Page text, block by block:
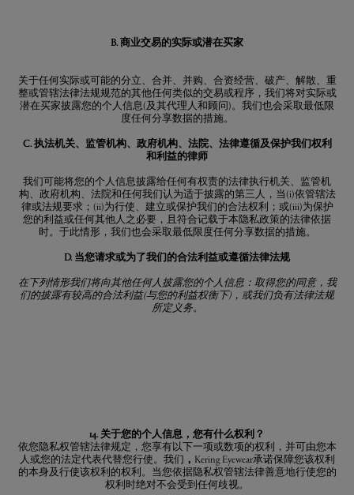
B. 商业交易的实际或潜在买家
关于任何实际或可能的分立、合并、并购、合资经营、破产、解散、重
整或管辖法律法规规范的其他任何类似的交易或程序，我们将对实际或
潜在买家披露您的个人信息(及其代理人和顾问)。我们也会采取最低限
度任何分享数据的措施。
C. 执法机关、监管机构、政府机构、法院、法律遵循及保护我们权利
和利益的律师
我们可能将您的个人信息披露给任何有权责的法律执行机关、监管机
构、政府机构、法院和任何我们认为适于披露的第三人，当(i)依管辖法
律或法规要求；(ii)为行使、建立或保护我们的合法权利；或(iii)为保护
您的利益或任何其他人之必要，且符合记载于本隐私政策的法律依据
时。于此情形，我们也会采取最低限度任何分享数据的措施。
D. 当您请求或为了我们的合法利益或遵循法律法规
在下列情形我们将向其他任何人披露您的个人信息：取得您的同意，我
们的披露有较高的合法利益(与您的利益权衡下) ，或我们负有法律法规
所定义务。
14. 关于您的个人信息，您有什么权利？
依您隐私权管辖法律规定，您享有以下一项或数项的权利，并可由您本
人或您的法定代表代替您行使。我们 ， Kering Eyewear承诺保障您该权利
的本身及行使该权利的权利。当您依据隐私权管辖法律善意地行使您的
权利时绝对不会受到任何歧视。